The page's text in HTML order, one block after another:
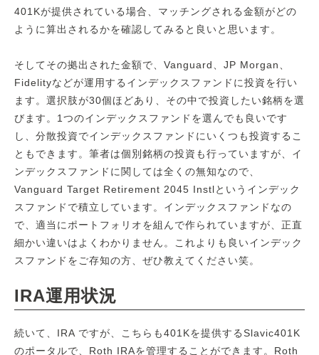
401Kが提供されている場合、マッチングされる金額がどの
ように算出されるかを確認してみると良いと思います。
そしてその拠出された金額で、Vanguard、JP Morgan、
Fidelityなどが運用するインデックスファンドに投資を行い
ます。選択肢が30個ほどあり、その中で投資したい銘柄を選
びます。1つのインデックスファンドを選んでも良いです
し、分散投資でインデックスファンドにいくつも投資するこ
ともできます。筆者は個別銘柄の投資も行っていますが、イ
ンデックスファンドに関しては全くの無知なので、
Vanguard Target Retirement 2045 Instlというインデック
スファンドで積立しています。インデックスファンドなの
で、適当にポートフォリオを組んで作られていますが、正直
細かい違いはよくわかりません。これよりも良いインデック
スファンドをご存知の方、ぜひ教えてください笑。
IRA運用状況
続いて、IRA ですが、こちらも401Kを提供するSlavic401K
のポータルで、Roth IRAを管理することができます。Roth